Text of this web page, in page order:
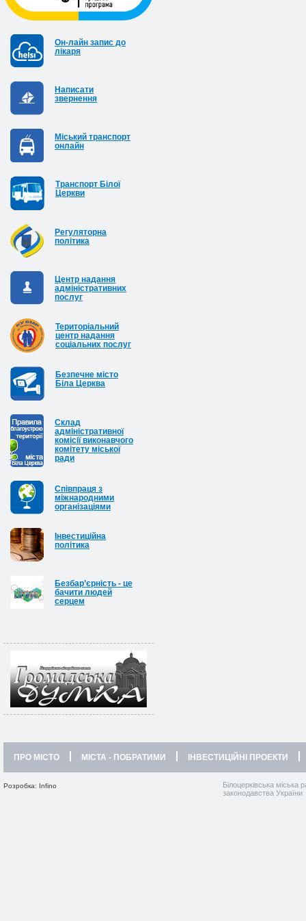
Он-лайн запис до
лікаря
Написати
звернення
Міський транспорт
онлайн
Транспорт Білої
Церкви
Регуляторна
політика
Центр надання
адміністративних
послуг
Територіальний
центр надання
соціальних послуг
Безпечне місто
Біла Церква
Cклад
адміністративної
комісії виконавчого
комітету міської
ради
Співпраця з
міжнародними
організаціями
Інвестиційна
політика
Безбар’єрність - це
бачити людей
серцем
ПРО МІСТО МІСТА - ПОБРАТИМИ ІНВЕСТИЦІЙНІ ПРОЕКТИ
Розробка: Infino
Білоцерківська міська
законодавства України